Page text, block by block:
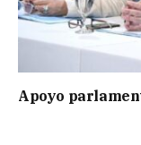
Apoyo